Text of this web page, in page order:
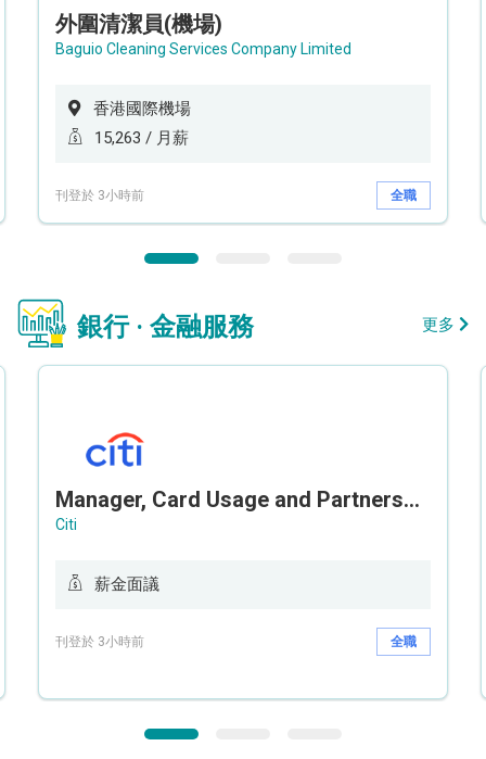
外圍清潔員(機場)
Baguio Cleaning Services Company Limited
香港國際機場
15,263 / 月薪
刊登於 3小時前 全職
銀行 · 金融服務 更多
Manager, Card Usage and Partnership
Citi
薪金面議
刊登於 3小時前 全職